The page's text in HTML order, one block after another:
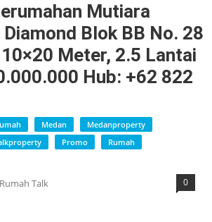
Mutiara
Blok BB No. 28
Meter, 2.5 Lantai
Hub: +62 822
Medan
Medanproperty
Promo
Rumah
Rumah Talk 0